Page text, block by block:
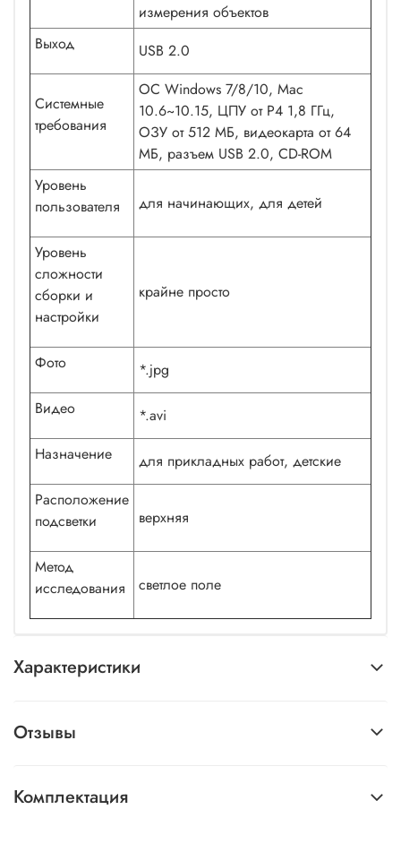
измерения объектов
Выход
USB 2.0
Системные
требования
ОС Windows 7/8/10, Mac
10.6~10.15, ЦПУ от P4 1,8 ГГц,
ОЗУ от 512 МБ, видеокарта от 64
МБ, разъем USB 2.0, CD-ROM
Уровень
пользователя
для начинающих, для детей
Уровень
сложности
сборки и
настройки
крайне просто
Фото
*.jpg
Видео
*.avi
Назначение
для прикладных работ, детские
Расположение
подсветки
верхняя
Метод
исследования
светлое поле
Характеристики
Отзывы
Комплектация